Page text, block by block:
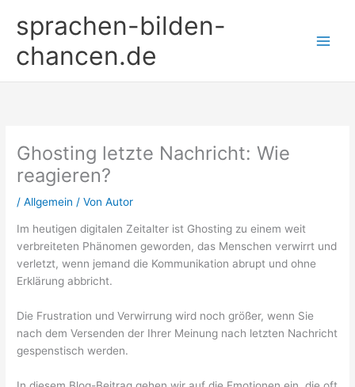
Inhalt
springen
sprachen-bilden-
chancen.de
Ghosting letzte Nachricht: Wie
reagieren?
/Allgemein / VonAutor
Im heutigen digitalen Zeitalter ist Ghosting zu einem weit
verbreiteten Phänomen geworden, das Menschen verwirrt und
verletzt, wenn jemand die Kommunikation abrupt und ohne
Erklärung abbricht.
Die Frustration und Verwirrung wird noch größer, wenn Sie
nach dem Versenden der Ihrer Meinung nach letzten Nachricht
gespenstisch werden.